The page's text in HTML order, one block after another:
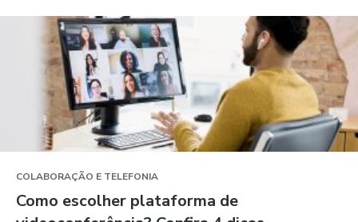
COLABORAÇÃO E TELEFONIA
Como escolher plataforma de